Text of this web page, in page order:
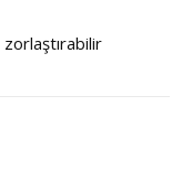
zorlaştırabilir